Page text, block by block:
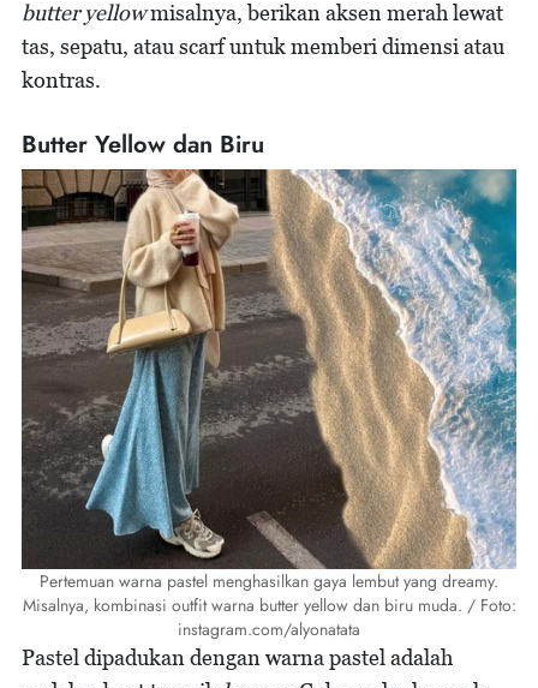
butter yellowmisalnya, berikan aksen merah lewat
tas, sepatu, atau scarf untuk memberi dimensi atau
kontras.
Butter Yellow dan Biru
Pertemuan warna pastel menghasilkan gaya lembut yang dreamy.
Misalnya, kombinasi outfit warna butter yellow dan biru muda. / Foto:
instagram.com/alyonatata
Pastel dipadukan dengan warna pastel adalah